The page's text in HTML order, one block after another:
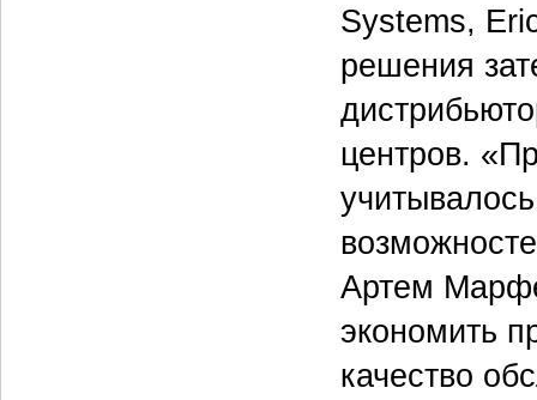
Systems,
решения
центров.
Артем
экономить
качество